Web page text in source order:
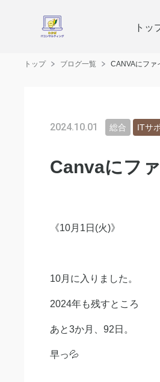
トッ
トップ ブログ一覧 CANVAにファ
2024.10.01 総合 ITサ
Canvaにフ
《10月1日(火)》
10月に入りました。
2024年も残すところ
あと3か月、92日。
早っ💦